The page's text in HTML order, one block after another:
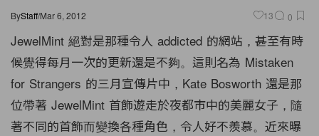
ByStaff/Mar 6, 2012 13 0
JewelMint 絕對是那種令人 addicted 的網站， 甚至有時
候覺得每月一次的更新還是不夠。 這則名為 Mistaken
for Strangers 的三月宣傳片中，Kate Bosworth 還是那
位帶著 JewelMint 首飾遊走於夜都市中的美麗女子，隨
著不同的首飾而變換各種角色，令人好不羨慕。 近來曝